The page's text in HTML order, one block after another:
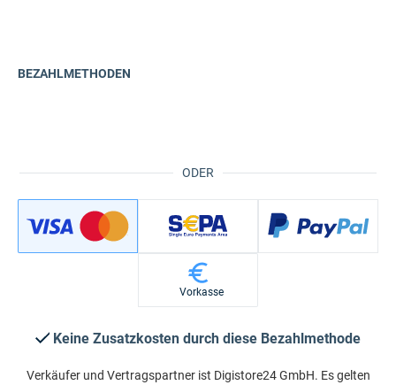
ODER
BEZAHLMETHODEN
Vorkasse
Keine Zusatzkosten durch diese Bezahlmethode
Verkäufer und Vertragspartner ist Digistore24 GmbH. Es gelten